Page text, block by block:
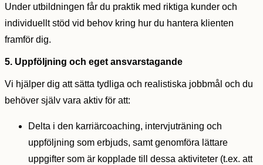
Under utbildningen får du praktik med riktiga kunder och
individuellt stöd vid behov kring hur du hantera klienten
framför dig.
5. Uppföljning och eget ansvarstagande
Vi hjälper dig att sätta tydliga och realistiska jobbmål och du
behöver själv vara aktiv för att:
Delta i den karriärcoaching, intervjuträning och
uppföljning som erbjuds, samt genomföra lättare
uppgifter som är kopplade till dessa aktiviteter (t.ex. att